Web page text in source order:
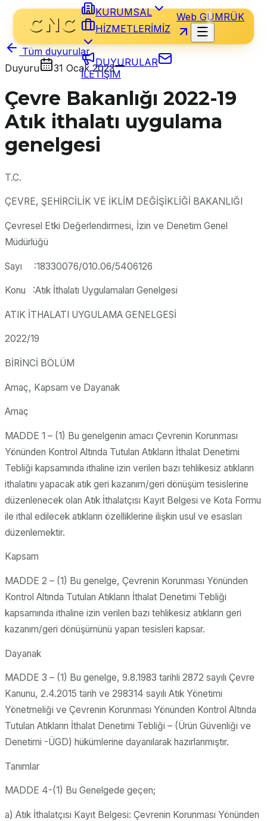
KURUMSAL
HİZMETLERİMİZ
DUYURULAR
İLETİŞİM
Web GÜMRÜK
Tüm duyurular
Duyuru
31 Ocak 2023
Çevre Bakanlığı 2022-19
Atık ithalatı uygulama
genelgesi
T.C.
ÇEVRE, ŞEHİRCİLİK VE İKLİM DEĞİŞİKLİĞİ BAKANLIĞI
Çevresel Etki Değerlendirmesi, İzin ve Denetim Genel
Müdürlüğü
Sayı :18330076/010.06/
Konu :Atık İthalatı Uygulamaları Genelgesi
ATIK İTHALATI UYGULAMA GENELGESİ
2022/19
BİRİNCİ BÖLÜM
Amaç, Kapsam ve Dayanak
Amaç
MADDE 1 – (1) Bu genelgenin amacı Çevrenin Korunması
Yönünden Kontrol Altında Tutulan Atıkların İthalat Denetimi
Tebliği kapsamında ithaline izin verilen bazı tehlikesiz atıkların
ithalatını yapacak atık geri kazanım/geri dönüşüm tesislerine
düzenlenecek olan Atık İthalatçısı Kayıt Belgesi ve Kota Formu
ile ithal edilecek atıkların özelliklerine ilişkin usul ve esasları
düzenlemektir.
Kapsam
MADDE 2 – (1) Bu genelge, Çevrenin Korunması Yönünden
Kontrol Altında Tutulan Atıkların İthalat Denetimi Tebliği
kapsamında ithaline izin verilen bazı tehlikesiz atıkların geri
kazanım/geri dönüşümünü yapan tesisleri kapsar.
Dayanak
MADDE 3 – (1) Bu genelge, 9.8.1983 tarihli 2872 sayılı Çevre
Kanunu, 2.4.2015 tarih ve 298314 sayılı Atık Yönetimi
Yönetmeliği ve Çevrenin Korunması Yönünden Kontrol Altında
Tutulan Atıkların İthalat Denetimi Tebliği – (Ürün Güvenliği ve
Denetimi -ÜGD) hükümlerine dayanılarak hazırlanmıştır.
Tanımlar
MADDE 4-(1) Bu Genelgede geçen;
a) Atık İthalatçısı Kayıt Belgesi: Çevrenin Korunması Yönünden